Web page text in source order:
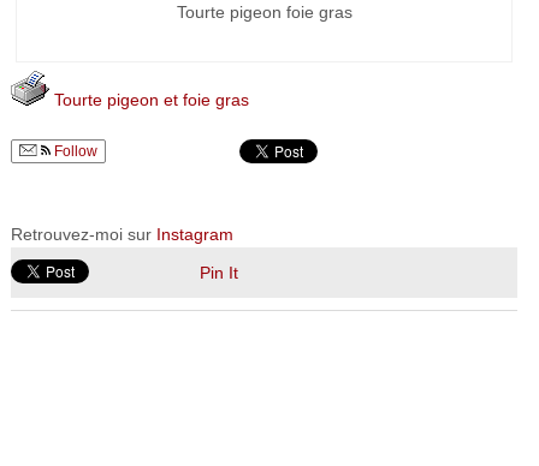
Tourte pigeon foie gras
Tourte pigeon et foie gras
Follow
Retrouvez-moi sur Instagram
Pin It